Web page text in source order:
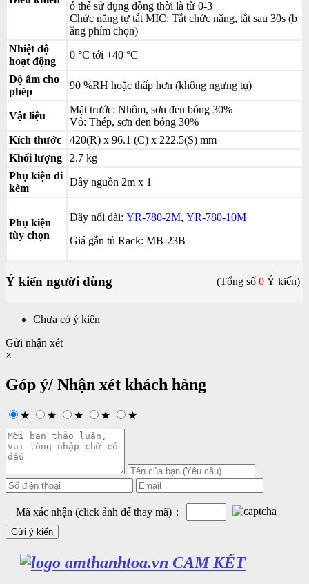
ó thể sử dụng đồng thời là từ 0-3
Chức năng tự tắt MIC: Tắt chức năng, tắt sau 30s (b
ằng phím chọn)
Nhiệt độ
hoạt động
0 °C tới +40 °C
Độ ẩm cho
phép
90 %RH hoặc thấp hơn (không ngưng tụ)
Vật liệu
Mặt trước: Nhôm, sơn đen bóng 30%
Vỏ: Thép, sơn đen bóng 30%
Kích thước
420(R) x 96.1 (C) x 222.5(S) mm
Khối lượng
2.7 kg
Phụ kiện đi
kèm
Dây nguồn 2m x 1
Phụ kiện
tùy chọn
Dây nối dài: YR-780-2M, YR-780-10M
Giá gắn tủ Rack: MB-23B
Ý kiến người dùng (Tổng số 0 Ý kiến)
Chưa có ý kiến
Gửi nhận xét
×
Góp ý/ Nhận xét khách hàng
★ ★ ★ ★ ★
Mã xác nhận (click ảnh để thay mã)：
CAM KẾT